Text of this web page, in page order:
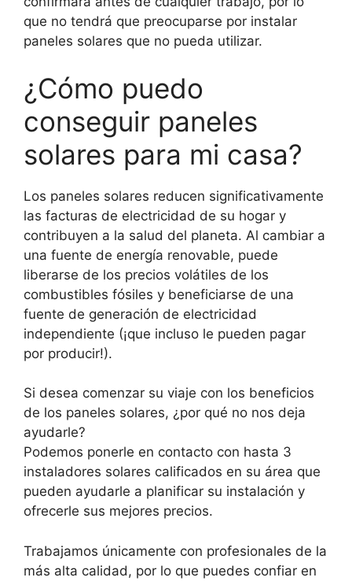
que no tendrá que preocuparse por instalar
paneles solares que no pueda utilizar.
¿Cómo puedo
conseguir paneles
solares para mi casa?
Los paneles solares reducen significativamente
las facturas de electricidad de su hogar y
contribuyen a la salud del planeta. Al cambiar a
una fuente de energía renovable, puede
liberarse de los precios volátiles de los
combustibles fósiles y beneficiarse de una
fuente de generación de electricidad
independiente (¡que incluso le pueden pagar
por producir!).
Si desea comenzar su viaje con los beneficios
de los paneles solares, ¿por qué no nos deja
ayudarle?
Podemos ponerle en contacto con hasta 3
instaladores solares calificados en su área que
pueden ayudarle a planificar su instalación y
ofrecerle sus mejores precios.
Trabajamos únicamente con profesionales de la
más alta calidad, por lo que puedes confiar en